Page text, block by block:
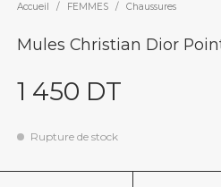
Accueil / FEMMES / Chaussures
Mules Christian Dior
1 450 DT
Rupture de stock